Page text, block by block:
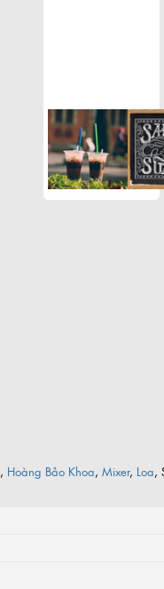
, Hoàng Bảo Khoa, Mixer, Loa,